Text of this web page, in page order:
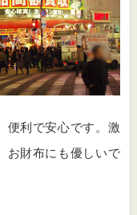
便利で安心です。激
お財布にも優しいで